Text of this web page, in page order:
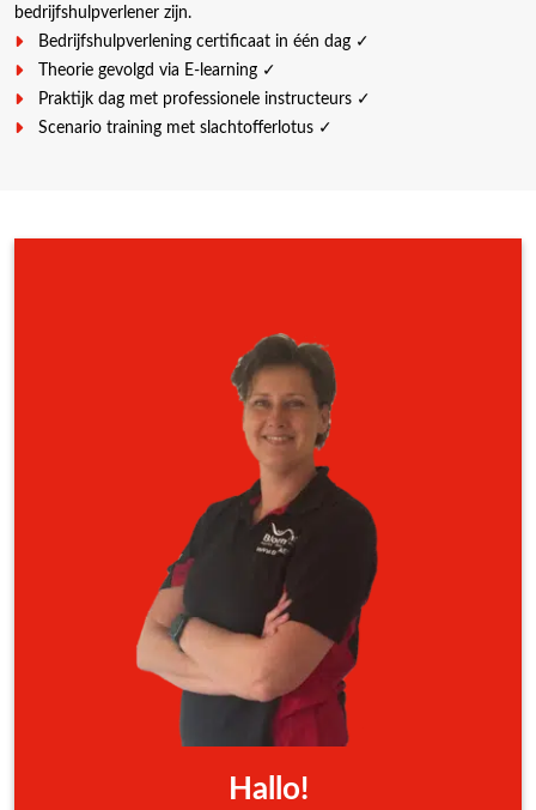
bedrijfshulpverlener zijn.
Bedrijfshulpverlening certificaat in één dag ✓
Theorie gevolgd via E-learning ✓
Praktijk dag met professionele instructeurs ✓
Scenario training met slachtofferlotus ✓
Hallo!